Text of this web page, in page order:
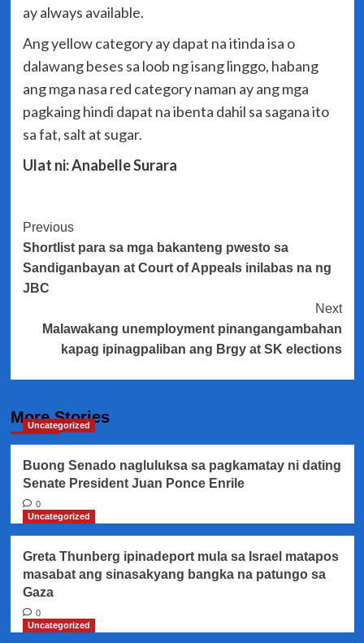
ay always available.
Ang yellow category ay dapat na itinda isa o
dalawang beses sa loob ng isang linggo, habang
ang mga nasa red category naman ay ang mga
pagkaing hindi dapat na ibenta dahil sa sagana ito
sa fat, salt at sugar.
Ulat ni: Anabelle Surara
Post
Navigation
Previous
Shortlist para sa mga bakanteng pwesto sa
Sandiganbayan at Court of Appeals inilabas na ng
JBC
Next
Malawakang unemployment pinangangambahan
kapag ipinagpaliban ang Brgy at SK elections
More Stories
Uncategorized
Buong Senado nagluluksa sa pagkamatay ni dating
Senate President Juan Ponce Enrile
0
Uncategorized
Greta Thunberg ipinadeport mula sa Israel matapos
masabat ang sinasakyang bangka na patungo sa
Gaza
0
Uncategorized